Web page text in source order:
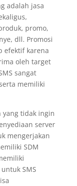
adalah jasa
promo,
dll. Promosi
efektif karena
oleh target
sangat
memiliki
yang tidak ingin
server
mengerjakan
SDM
SMS